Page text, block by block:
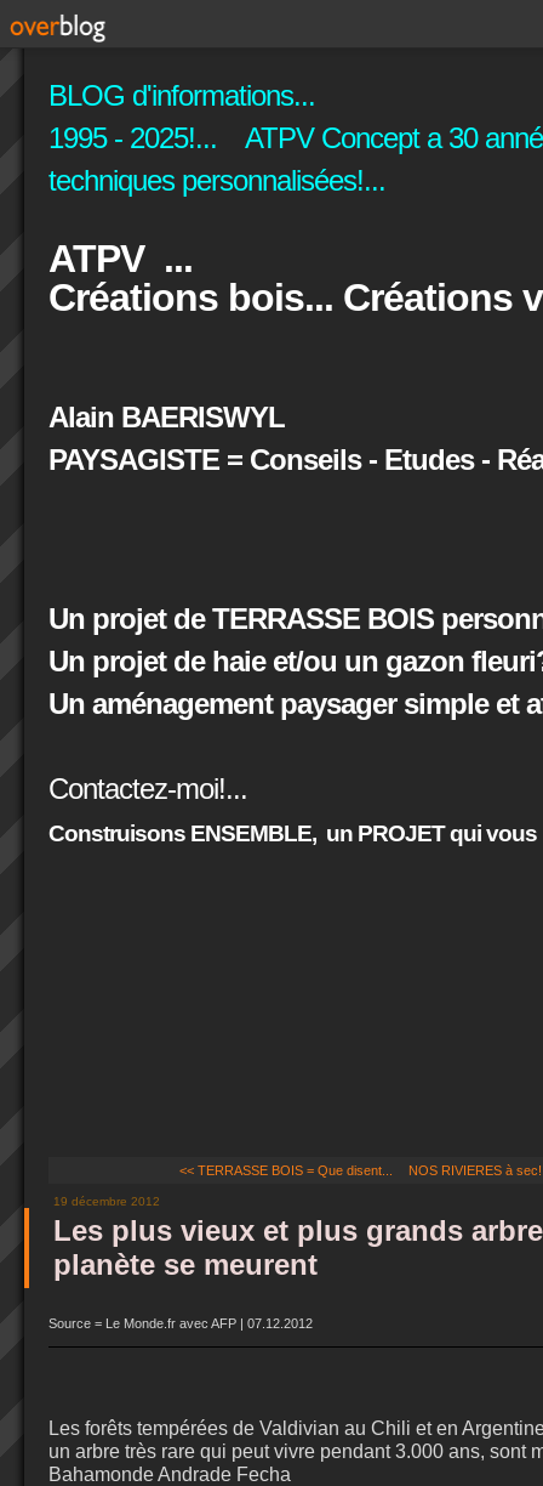
BLOG d'informations...
1995 - 2025!... ATPV Concept a 30
techniques personnalisées!...
ATPV ...
Créations bois... Créations
Alain BAERISWYL
PAYSAGISTE = Conseils - Etudes -
Un projet de TERRASSE BOIS
Un projet de haie et/ou un gazon
Un aménagement paysager simple et
Contactez-moi!...
Construisons ENSEMBLE, un PROJET qui vous
<< TERRASSE BOIS = Que disent... NOS RIVIERES à
19 décembre 2012
Les plus vieux et plus grands
planète se meurent
Source = Le Monde.fr avec AFP | 07.12.2012
Les forêts tempérées de Valdivian au Chili et en
un arbre très rare qui peut vivre pendant 3.000 ans, sont
Bahamonde Andrade Fecha